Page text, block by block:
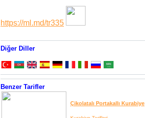
https://ml.md/tr335
Diğer Diller
Benzer Tarifler
Çikolatalı Portakallı Kurabiye